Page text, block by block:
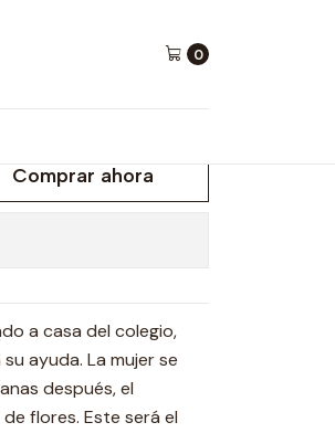
0
Comprar ahora
a casa del colegio,
ayuda. La mujer se
después, el
flores. Este será el